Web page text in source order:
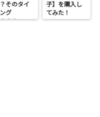
そのタイ
グ
？？
子】を購入し
てみた！